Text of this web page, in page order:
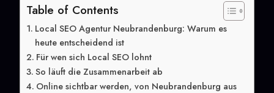
Table of Contents
Local SEO Agentur Neubrandenburg: Warum es
heute entscheidend ist
Für wen sich Local SEO lohnt
So läuft die Zusammenarbeit ab
Online sichtbar werden, von Neubrandenburg aus